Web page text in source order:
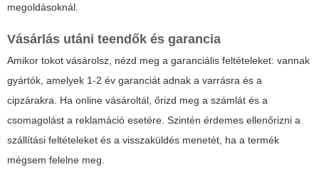
megoldásoknál.
Vásárlás utáni teendők és garancia
Amikor tokot vásárolsz, nézd meg a garanciális feltételeket: vannak
gyártók, amelyek 1-2 év garanciát adnak a varrásra és a
cipzárakra. Ha online vásároltál, őrizd meg a számlát és a
csomagolást a reklamáció esetére. Szintén érdemes ellenőrizni a
szállítási feltételeket és a visszaküldés menetét, ha a termék
mégsem felelne meg.